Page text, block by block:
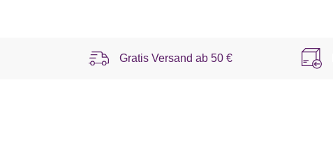
Gratis Versand ab 50 €